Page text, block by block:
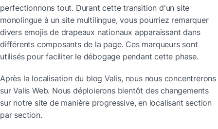
perfectionnons tout. Durant cette transition d'un site
monolingue à un site multilingue, vous pourriez remarquer
divers emojis de drapeaux nationaux apparaissant dans
différents composants de la page. Ces marqueurs sont
utilisés pour faciliter le débogage pendant cette phase.
Après la localisation du blog Valis, nous nous concentrerons
sur Valis Web. Nous déploierons bientôt des changements
sur notre site de manière progressive, en localisant section
par section.